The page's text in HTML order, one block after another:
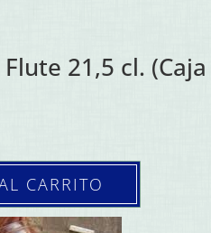
21,5 cl. (Caja
CARRITO